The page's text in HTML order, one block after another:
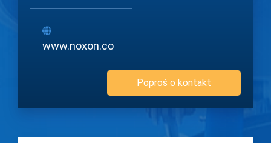
www.noxon.co
Poproś o kontakt